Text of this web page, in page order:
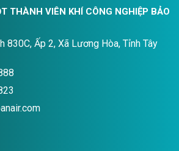
THÀNH VIÊN KHÍ CÔNG NGHIỆP BẢO
830C, Ấp 2, Xã Lương Hòa, Tỉnh Tây